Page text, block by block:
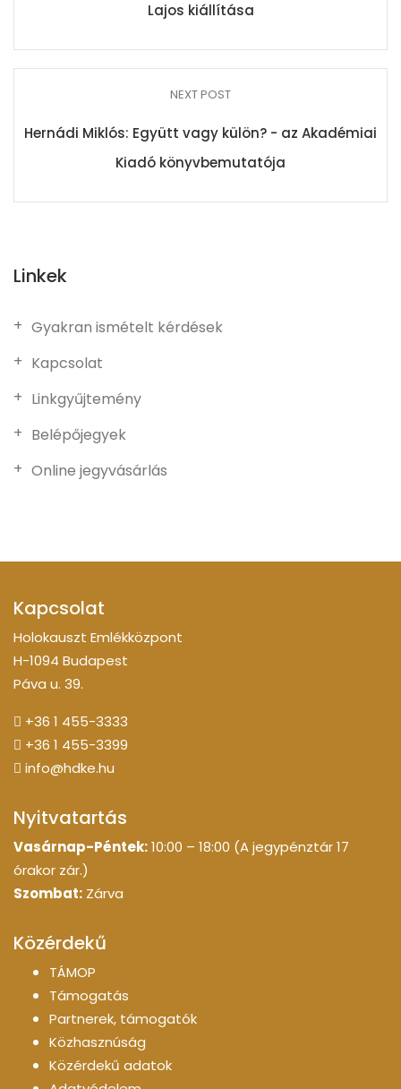
Lajos kiállítása
NEXT POST
Hernádi Miklós: Együtt vagy külön? - az Akadémiai
Kiadó könyvbemutatója
Linkek
Gyakran ismételt kérdések
Kapcsolat
Linkgyűjtemény
Belépőjegyek
Online jegyvásárlás
Kapcsolat
Holokauszt Emlékközpont
H-1094 Budapest
Páva u. 39.
+36 1 455-3333
+36 1 455-3399
info@hdke.hu
Nyitvatartás
Vasárnap-Péntek:10:00 – 18:00 (A jegypénztár 17
órakor zár.)
Szombat: Zárva
Közérdekű
TÁMOP
Támogatás
Partnerek, támogatók
Közhasznúság
Közérdekű adatok